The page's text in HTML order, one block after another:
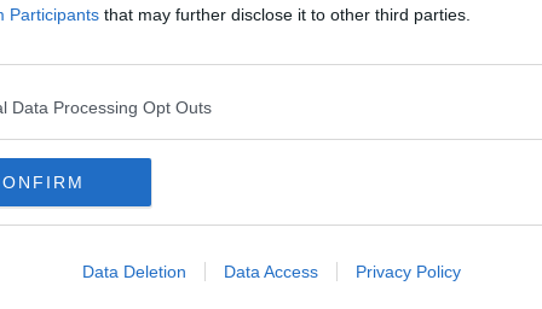
Participants that may further disclose it to other third parties.
Data Processing Opt Outs
Data Deletion Data Access Privacy Policy
skal godkendes før den bliver synlig
-
2008-02-18 18:27:44
smagte dejligt med det friskhakkede koriander, men ned citronsaften var det
forsøger igen og blander lige dele citron og olie..
- Privatlivspolitik